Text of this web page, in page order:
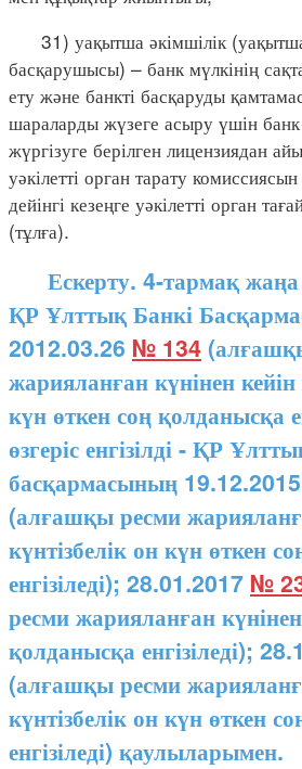
31) уақытша әкімшілік
басқарушысы) – банк мүлкінің
ету және банкті басқаруды
шараларды жүзеге асыру үшін
жүргізуге берілген лицензиядан
уәкілетті орган тарату
дейінгі кезеңге уәкілетті орган
(тұлға).
Ескерту. 4-тармақ жаңа
ҚР Ұлттық Банкі
2012.03.26 № 134
жарияланған күнінен кейін
күн өткен соң қолданысқа
өзгеріс енгізілді - ҚР
басқармасының 19.12.2015
(алғашқы ресми
күнтізбелік он күн өткен
енгізіледі); 28.01.2017 №
ресми жарияланған
қолданысқа енгізіледі);
(алғашқы ресми
күнтізбелік он күн өткен
енгізіледі) қаулыларымен.